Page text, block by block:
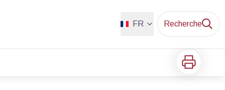
FR Recherche
Imprimer